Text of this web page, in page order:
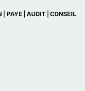
| PAYE | AUDIT | CONSEIL